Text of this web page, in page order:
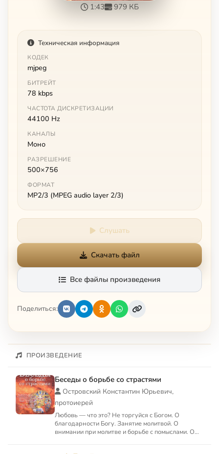
1:43 979 КБ
Техническая информация
КОДЕК
mjpeg
БИТРЕЙТ
78 kbps
ЧАСТОТА ДИСКРЕТИЗАЦИИ
44100 Hz
КАНАЛЫ
Моно
РАЗРЕШЕНИЕ
500×756
ФОРМАТ
MP2/3 (MPEG audio layer 2/3)
Слушать
Скачать файл
Все файлы произведения
Поделиться:
ПРОИЗВЕДЕНИЕ
Беседы о борьбе со страстями
Островский Константин Юрьевич,
протоиерей
Любовь — что это? Не торгуйся с Богом. О
благодарности Богу. Занятие молитвой. О
внимании при молитве и борьбе с помыслами. О